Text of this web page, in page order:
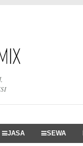
JASA SEWA